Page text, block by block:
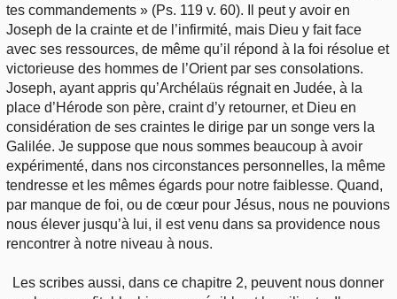
tes commandements » (Ps. 119 v. 60). Il peut y avoir en
Joseph de la crainte et de l’infirmité, mais Dieu y fait face
avec ses ressources, de même qu’il répond à la foi résolue et
victorieuse des hommes de l’Orient par ses consolations.
Joseph, ayant appris qu’Archélaüs régnait en Judée, à la
place d’Hérode son père, craint d’y retourner, et Dieu en
considération de ses craintes le dirige par un songe vers la
Galilée. Je suppose que nous sommes beaucoup à avoir
expérimenté, dans nos circonstances personnelles, la même
tendresse et les mêmes égards pour notre faiblesse. Quand,
par manque de foi, ou de cœur pour Jésus, nous ne pouvions
nous élever jusqu’à lui, il est venu dans sa providence nous
rencontrer à notre niveau à nous.
Les scribes aussi, dans ce chapitre 2, peuvent nous donner